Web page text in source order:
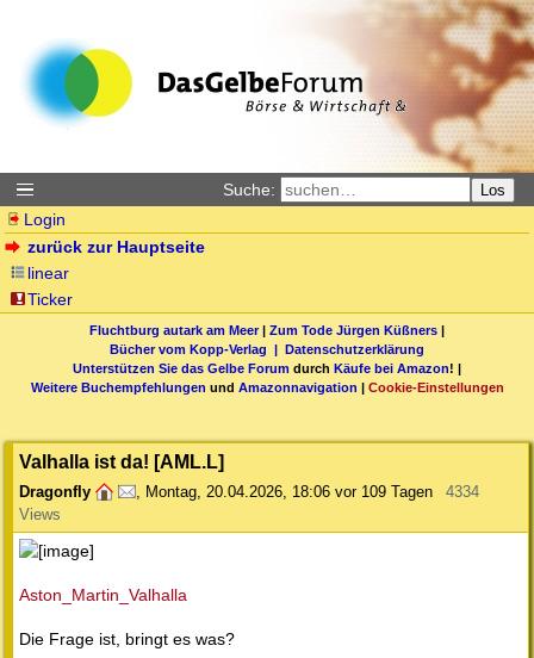
Suche: Los
Login
zurück zur Hauptseite
linear
Ticker
Fluchtburg autark am Meer| Zum Tode Jürgen Küßners |
Bücher vom Kopp-Verlag | Datenschutzerklärung
Unterstützen Sie das Gelbe Forum durch Käufe bei Amazon! |
Weitere Buchempfehlungen und Amazonnavigation | Cookie-Einstellungen
Valhalla ist da! [AML.L]
Dragonfly , Montag, 20.04.2026, 18:06 vor 109 Tagen
4334
Views
Aston_Martin_Valhalla
Die Frage ist, bringt es was?